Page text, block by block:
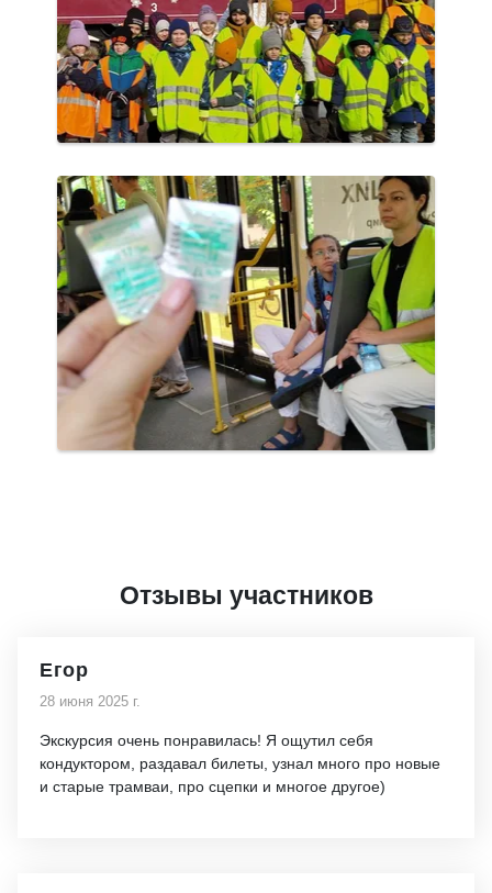
Отзывы участников
Егор
28 июня 2025 г.
Экскурсия очень понравилась! Я ощутил себя
кондуктором, раздавал билеты, узнал много про новые
и старые трамваи, про сцепки и многое другое)